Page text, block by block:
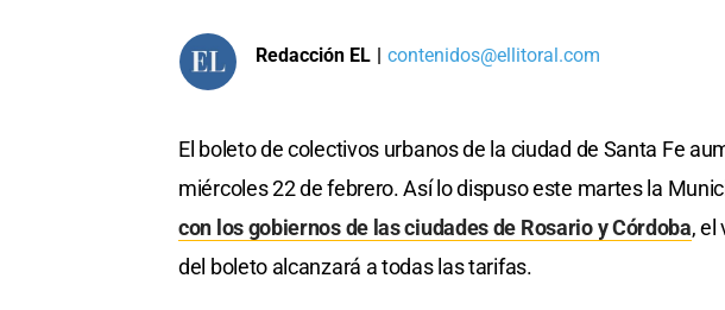
Redacción EL | contenidos@ellitoral.com
El boleto de colectivos urbanos de la ciudad de Santa Fe
miércoles 22 de febrero. Así lo dispuso este martes la
con los gobiernos de las ciudades de Rosario y Córdoba, el
del boleto alcanzará a todas las tarifas.